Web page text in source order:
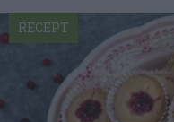
RECEPT